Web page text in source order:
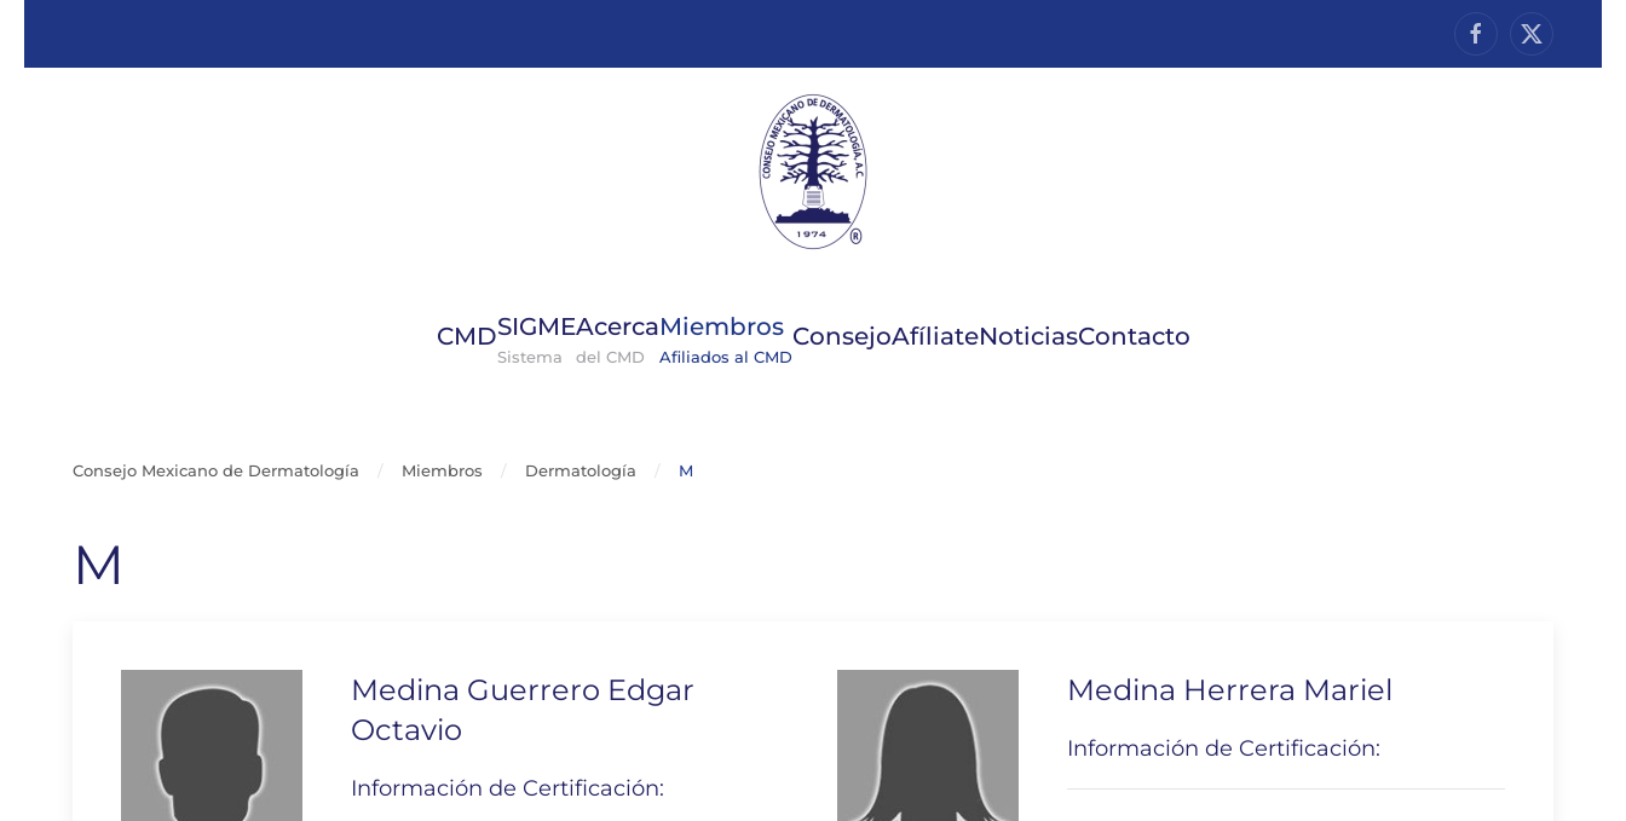
CMDSIGME
Sistema
Acerca
del CMD
Miembros
Afiliados al CMD
ConsejoAfíliateNoticiasContacto
Consejo Mexicano de Dermatología Miembros Dermatología M
M
Medina Guerrero Edgar
Octavio
Información de Certificación:
Medina Herrera Mariel
Información de Certificación: